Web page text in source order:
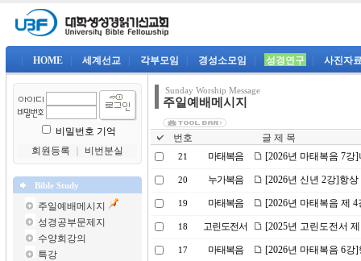
HOME 세계선교 각부모임 경성소모임 성경연구 사진자
비밀번호 기억
회원등록
비번분실
Bible Study
주일예배메시지
성경공부문제지
수양회강의
특강
Sunday Worship Message
주일예배메시지
번호 글 제 목
21 마태복음 [2026년 마태복음 7강
20 누가복음 [2026년 신년 2강]항
19 마태복음 [2026년 마태복음 제
18 고린도전서 [2025년 고린도전서
17 마태복음 [2026년 마태복음 6강